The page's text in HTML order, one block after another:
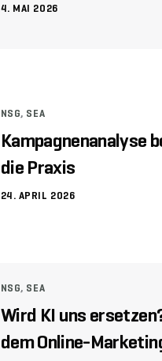
4. MAI 2026
NSG, SEA
Kampagnenanalyse
die Praxis
24. APRIL 2026
NSG, SEA
Wird KI uns
dem Online-